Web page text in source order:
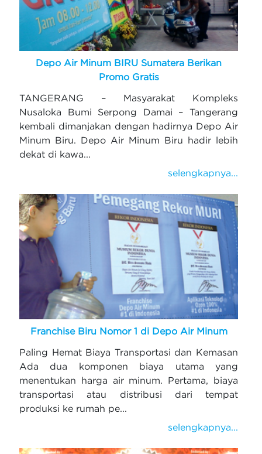
Depo Air Minum BIRU Sumatera Berikan
Promo Gratis
TANGERANG – Masyarakat Kompleks
Nusaloka Bumi Serpong Damai – Tangerang
kembali dimanjakan dengan hadirnya Depo Air
Minum Biru. Depo Air Minum Biru hadir lebih
dekat di kawa...
selengkapnya...
Franchise Biru Nomor 1 di Depo Air Minum
Paling Hemat Biaya Transportasi dan Kemasan
Ada dua komponen biaya utama yang
menentukan harga air minum. Pertama, biaya
transportasi atau distribusi dari tempat
produksi ke rumah pe...
selengkapnya...